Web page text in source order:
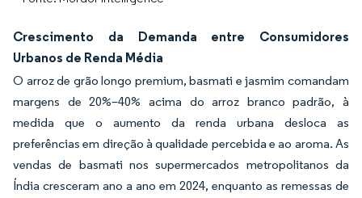
Crescimento da Demanda entre Consumidores
Urbanos de Renda Média
O arroz de grão longo premium, basmati e jasmim comandam
margens de 20%–40% acima do arroz branco padrão, à
medida que o aumento da renda urbana desloca as
preferências em direção à qualidade percebida e ao aroma. As
vendas de basmati nos supermercados metropolitanos da
Índia cresceram ano a ano em 2024, enquanto as remessas de